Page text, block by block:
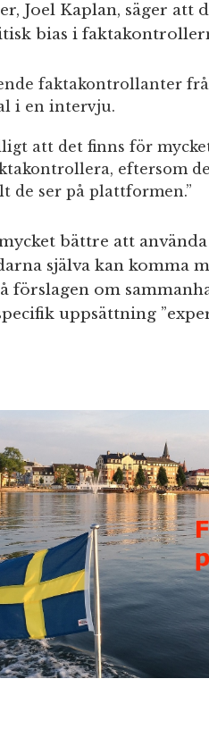
Joel Kaplan, säger att
bias i
faktakontrollanter
i en intervju.
att det finns för
eftersom
de ser på plattformen.”
bättre att använda
själva kan komma
förslagen om
uppsättning